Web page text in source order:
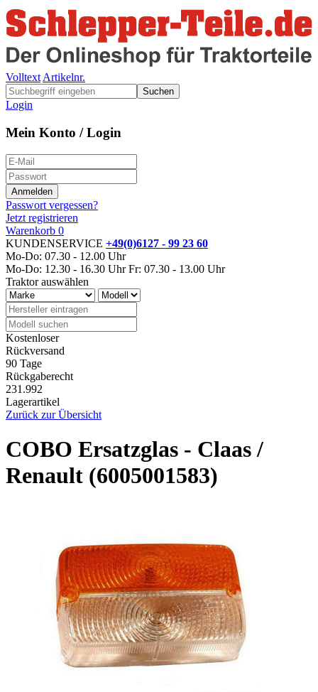
Volltext Artikelnr.
Suchen
Login
Mein Konto / Login
Passwort vergessen?
Jetzt registrieren
Warenkorb 0
KUNDENSERVICE +49(0)6127 - 99 23 60
Mo-Do: 07.30 - 12.00 Uhr
Mo-Do: 12.30 - 16.30 Uhr Fr: 07.30 - 13.00 Uhr
Traktor auswählen
Kostenloser
Rückversand
90 Tage
Rückgaberecht
231.992
Lagerartikel
Zurück zur Übersicht
COBO Ersatzglas - Claas /
Renault (6005001583)